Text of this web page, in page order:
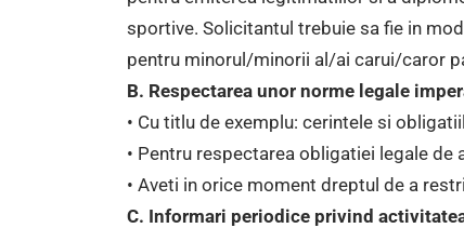
sportive. Solicitantul trebuie sa fie in
pentru minorul/minorii al/ai carui/caror
B. Respectarea unor norme legale
• Cu titlu de exemplu: cerintele si
• Pentru respectarea obligatiei legale
• Aveti in orice moment dreptul de a
C. Informari periodice privind